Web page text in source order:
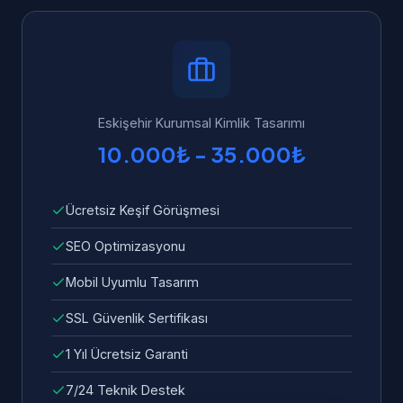
Vitals optimizasyonu, mobil uyumluluk ve hızlı
ve sorunlar ücretsiz olarak giderilir.
Eskişehir Kurumsal Kimlik Tasarımı
10.000₺ - 35.000₺
Ücretsiz Keşif Görüşmesi
SEO Optimizasyonu
Mobil Uyumlu Tasarım
SSL Güvenlik Sertifikası
1 Yıl Ücretsiz Garanti
7/24 Teknik Destek